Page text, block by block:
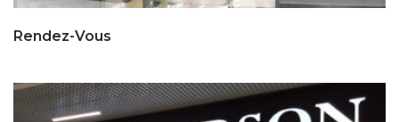
Rendez-Vous